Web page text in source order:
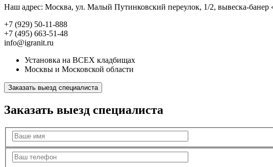
Наш адрес: Москва, ул. Малый Путинковский переулок, 1/2, вывеска-
+7 (929) 50-11-888
+7 (495) 663-51-48
info@igranit.ru
Установка на ВСЕХ кладбищах
Москвы и Московской области
Заказать выезд специалиста
Заказать выезд специалиста